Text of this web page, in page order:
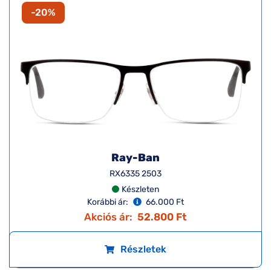
-20%
Ray-Ban
RX6335 2503
Készleten
Korábbi ár:
66.000 Ft
Akciós ár: 52.800 Ft
Részletek